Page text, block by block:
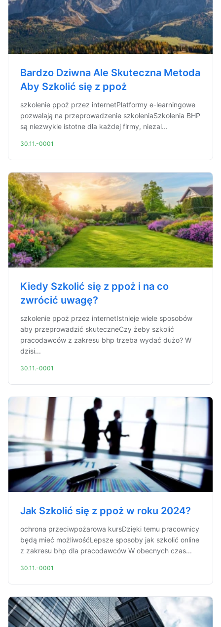
Bardzo Dziwna Ale Skuteczna Metoda
Aby Szkolić się z ppoż
szkolenie ppoż przez internetPlatformy e-learningowe
pozwalają na przeprowadzenie szkoleniaSzkolenia BHP
są niezwykle istotne dla każdej firmy, niezal...
30.11.-0001
Kiedy Szkolić się z ppoż i na co
zwrócić uwagę?
szkolenie ppoż przez internetIstnieje wiele sposobów
aby przeprowadzić skuteczneCzy żeby szkolić
pracodawców z zakresu bhp trzeba wydać dużo? W
dzisi...
30.11.-0001
Jak Szkolić się z ppoż w roku 2024?
ochrona przeciwpożarowa kursDzięki temu pracownicy
będą mieć możliwośćLepsze sposoby jak szkolić online
z zakresu bhp dla pracodawców W obecnych czas...
30.11.-0001